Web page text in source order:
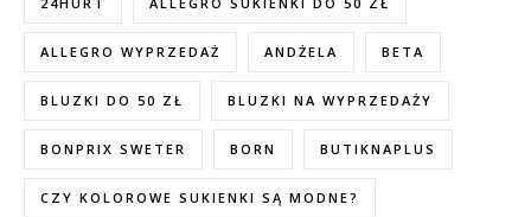
ALLEGRO WYPRZEDAŻ ANDŻELA BETA
BLUZKI DO 50 ZŁ BLUZKI NA WYPRZEDAŻY
BONPRIX SWETER BORN BUTIKNAPLUS
CZY KOLOROWE SUKIENKI SĄ MODNE?